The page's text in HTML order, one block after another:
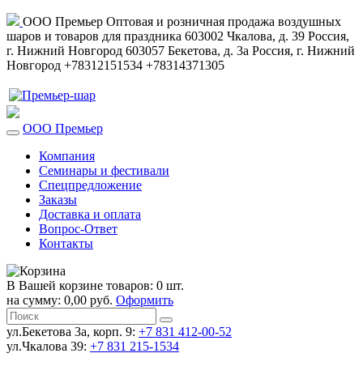
ООО Премьер Оптовая и розничная продажа воздушных
шаров и товаров для праздника 603002 Чкалова, д. 39 Россия,
г. Нижний Новгород 603057 Бекетова, д. 3а Россия, г. Нижний
Новгород +78312151534 +78314371305
ООО Премьер
Компания
Семинары и фестивали
Спецпредложение
Заказы
Доставка и оплата
Вопрос-Ответ
Контакты
В Вашей корзине товаров: 0 шт.
на сумму: 0,00 руб. Оформить
ул.Бекетова 3а, корп. 9: +7 831 412-00-52
ул.Чкалова 39: +7 831 215-1534